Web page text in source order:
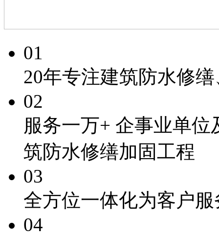
01
20年专注建筑防水修
02
服务一万+ 企事业单位
筑防水修缮加固工程
03
全方位一体化为客户服
04